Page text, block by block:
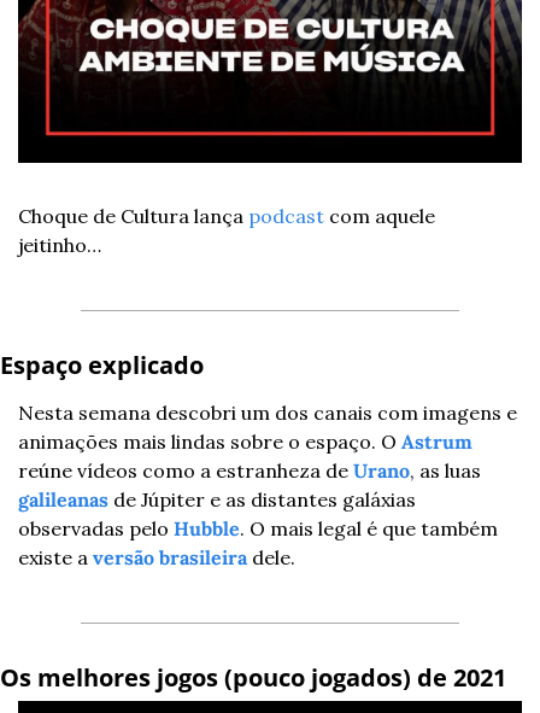
Choque de Cultura lança podcast com aquele
jeitinho…
Espaço explicado
Nesta semana descobri um dos canais com imagens e
animações mais lindas sobre o espaço. O Astrum
reúne vídeos como a estranheza de Urano
galileanas de Júpiter e as distantes galáxias
observadas pelo Hubble. O mais legal é que também
existe a versão brasileira dele.
Os melhores jogos (pouco jogados) de 2021